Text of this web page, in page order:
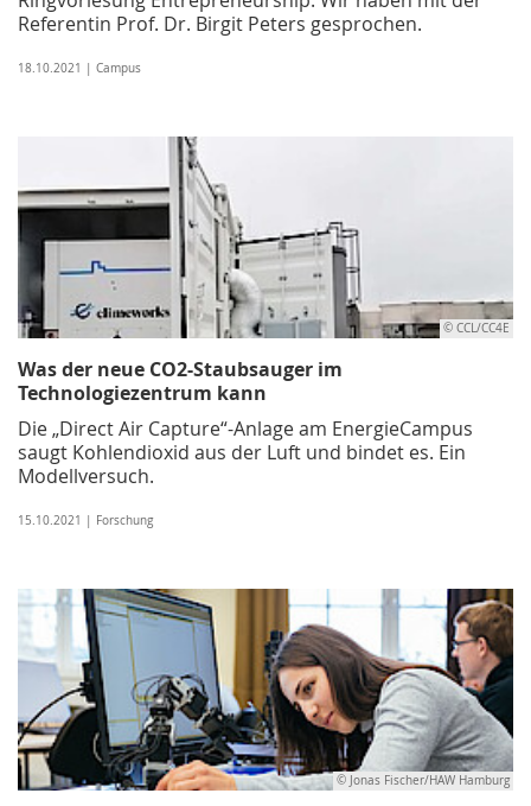
Referentin Prof. Dr. Birgit Peters gesprochen.
18.10.2021 | Campus
© CCL/CC4E
Was der neue CO2-Staubsauger im
Technologiezentrum kann
Die „Direct Air Capture“-Anlage am EnergieCampus
saugt Kohlendioxid aus der Luft und bindet es. Ein
Modellversuch.
15.10.2021 | Forschung
© Jonas Fischer/HAW Hamburg